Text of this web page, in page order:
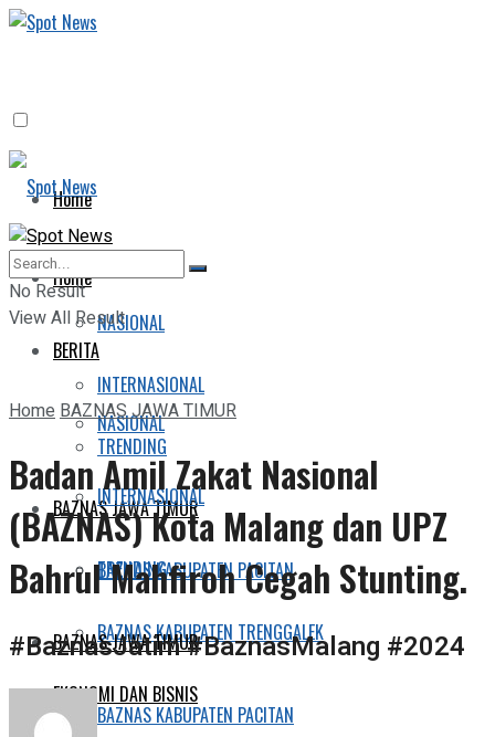
Home
BERITA
NASIONAL
INTERNASIONAL
TRENDING
BAZNAS JAWA TIMUR
BAZNAS KABUPATEN PACITAN
BAZNAS KABUPATEN TRENGGALEK
EKONOMI DAN BISNIS
Home
BERITA
NASIONAL
INTERNASIONAL
TRENDING
BAZNAS JAWA TIMUR
BAZNAS KABUPATEN PACITAN
No Result
View All Result
HomeBAZNAS JAWA TIMUR
Badan Amil Zakat Nasional
(BAZNAS) Kota Malang dan UPZ
Bahrul Mahfiroh Cegah Stunting.
#BaznasJatim #BaznasMalang #2024